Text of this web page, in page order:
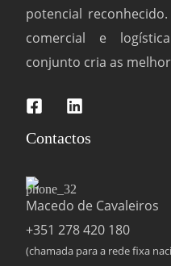
potencial
comercial e
conjunto cria as
Contactos
Macedo de Cavaleiros
+351 278 420 180
(chamada para a rede fixa